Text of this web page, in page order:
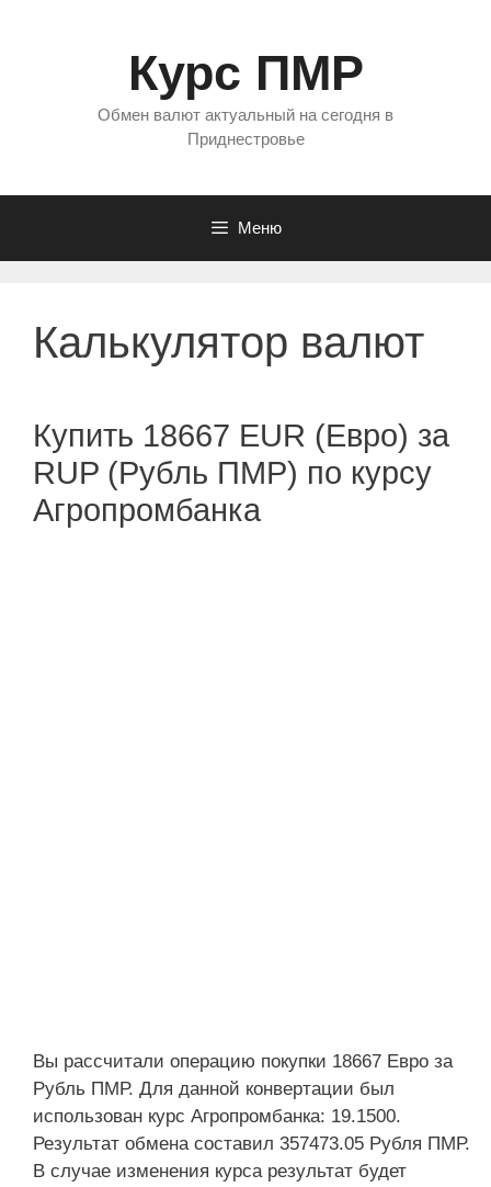
Курс ПМР
Обмен валют актуальный на сегодня в
Приднестровье
Меню
Калькулятор валют
Купить 18667 EUR (Евро) за
RUP (Рубль ПМР) по курсу
Агропромбанка
Вы рассчитали операцию покупки 18667 Евро за
Рубль ПМР. Для данной конвертации был
использован курс Агропромбанка: 19.1500.
Результат обмена составил 357473.05 Рубля ПМР.
В случае изменения курса результат будет